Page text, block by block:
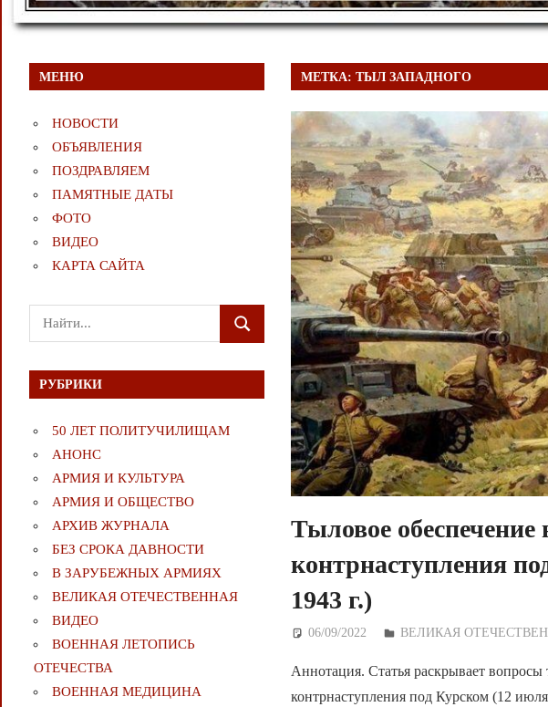
МЕТКА:ТЫЛ ЗАПАДНОГО
Тыловое
контрнаступления
1943 г.)
06/09/2022 Дежурный по Редакции
ВЕЛИКАЯ
Аннотация. Статья раскрывает
контрнаступления под Курском (12
МЕНЮ
НОВОСТИ
ОБЪЯВЛЕНИЯ
ПОЗДРАВЛЯЕМ
ПАМЯТНЫЕ ДАТЫ
ФОТО
ВИДЕО
КАРТА САЙТА
Поиск
для:
ПОИСК
РУБРИКИ
50 ЛЕТ ПОЛИТУЧИЛИЩАМ
АНОНС
АРМИЯ И КУЛЬТУРА
АРМИЯ И ОБЩЕСТВО
АРХИВ ЖУРНАЛА
БЕЗ СРОКА ДАВНОСТИ
В ЗАРУБЕЖНЫХ АРМИЯХ
ВЕЛИКАЯ ОТЕЧЕСТВЕННАЯ
ВИДЕО
ВОЕННАЯ ЛЕТОПИСЬ
ОТЕЧЕСТВА
ВОЕННАЯ МЕДИЦИНА